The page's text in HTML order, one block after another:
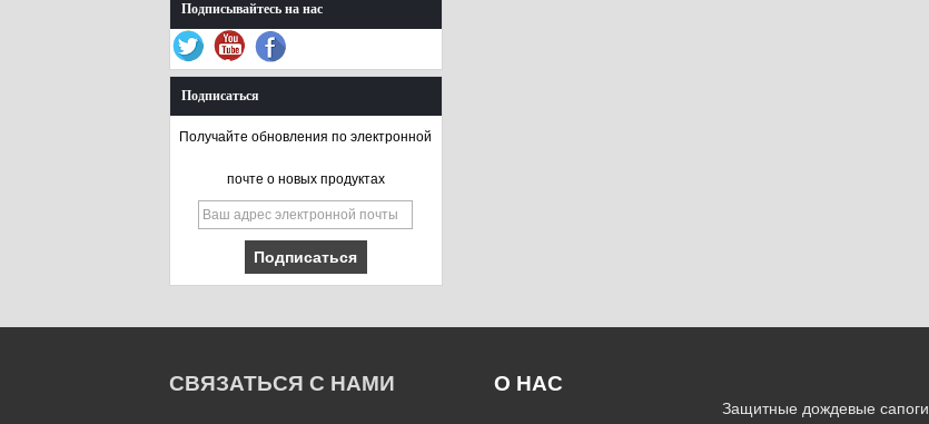
Подписывайтесь на нас
Подписаться
Получайте обновления по электронной
почте о новых продуктах
СВЯЗАТЬСЯ С НАМИ О НАС
Защитные дождевые сапоги